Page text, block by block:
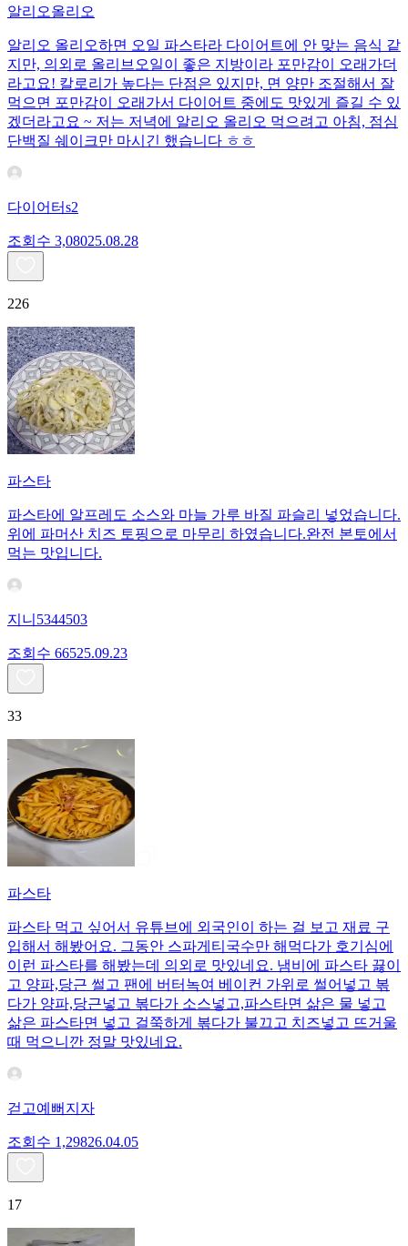
알리오올리오
알리오 올리오하면 오일 파스타라 다이어트에 안 맞는 음식 같
지만, 의외로 올리브오일이 좋은 지방이라 포만감이 오래가더
라고요! 칼로리가 높다는 단점은 있지만, 면 양만 조절해서 잘
먹으면 포만감이 오래가서 다이어트 중에도 맛있게 즐길 수 있
겠더라고요 ~ 저는 저녁에 알리오 올리오 먹으려고 아침, 점심
단백질 쉐이크만 마시긴 했습니다 ㅎㅎ
다이어터s2
조회수 3,08025.08.28
226
파스타
파스타에 알프레도 소스와 마늘 가루 바질 파슬리 넣었습니다.
위에 파머산 치즈 토핑으로 마무리 하였습니다.완전 본토에서
먹는 맛입니다.
지니5344503
조회수 66525.09.23
33
파스타
파스타 먹고 싶어서 유튜브에 외국인이 하는 걸 보고 재료 구
입해서 해봤어요. 그동안 스파게티국수만 해먹다가 호기심에
이런 파스타를 해봤는데 의외로 맛있네요. 냄비에 파스타 끓이
고 양파,당근 썰고 팬에 버터녹여 베이컨 가위로 썰어넣고 볶
다가 양파,당근넣고 볶다가 소스넣고,파스타면 삶은 물 넣고
삶은 파스타면 넣고 걸쭉하게 볶다가 불끄고 치즈넣고 뜨거울
때 먹으니깐 정말 맛있네요.
걷고예뻐지자
조회수 1,29826.04.05
17